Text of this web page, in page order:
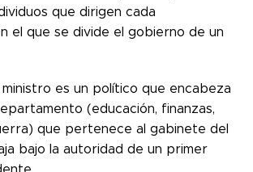
que dirigen cada
el que se divide el gobierno de un
es un político que encabeza
(educación, finanzas,
que pertenece al gabinete del
bajo la autoridad de un primer